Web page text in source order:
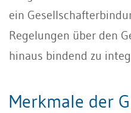
ein
Regelungen über den
hinaus bindend zu
Merkmale der